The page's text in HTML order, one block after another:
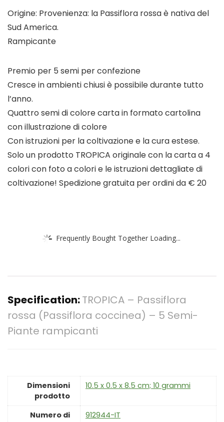
Origine: Provenienza: la Passiflora rossa è nativa del
Sud America.
Rampicante
Premio per 5 semi per confezione
Cresce in ambienti chiusi è possibile durante tutto
l’anno.
Quattro semi di colore carta in formato cartolina
con illustrazione di colore
Con istruzioni per la coltivazione e la cura estese.
Solo un prodotto TROPICA originale con la carta a 4
colori con foto a colori e le istruzioni dettagliate di
coltivazione! Spedizione gratuita per ordini da € 20
Frequently Bought Together Loading...
Specification:TROPICA – Passiflora
rossa (Passiflora coccinea) – 5 Semi-
Piante rampicanti
Dimensioni
prodotto
‎10.5 x 0.5 x 8.5 cm; 10 grammi
Numero di
‎912944-IT